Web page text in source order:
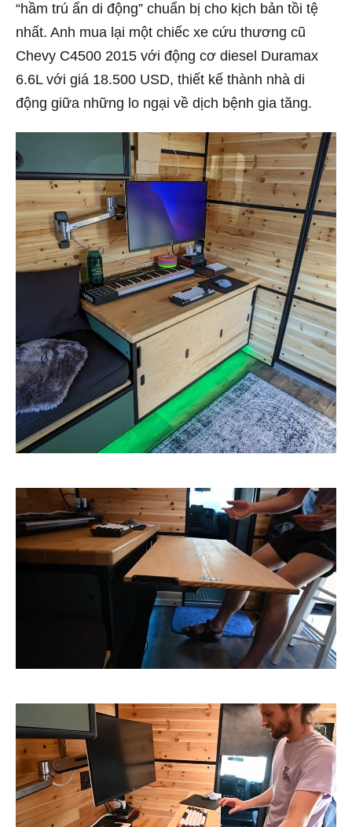
“hầm trú ẩn di động” chuẩn bị cho kịch bản tồi tệ
nhất. Anh mua lại một chiếc xe cứu thương cũ
Chevy C4500 2015 với động cơ diesel Duramax
6.6L với giá 18.500 USD, thiết kế thành nhà di
động giữa những lo ngại về dịch bệnh gia tăng.